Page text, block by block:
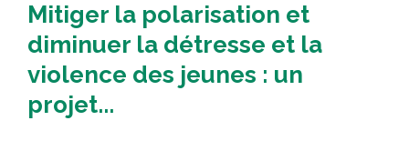
NOUS JOINDRE
ENGLISH
Mitiger la polarisation et
diminuer la détresse et la
violence des jeunes : un
projet...